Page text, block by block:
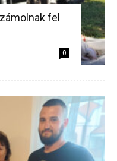
fel
0